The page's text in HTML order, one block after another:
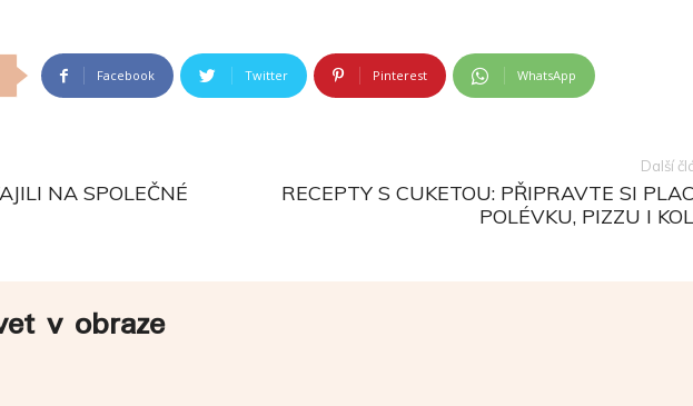
Facebook Twitter Pinterest WhatsApp
NA SPOLEČNÉ
Další
RECEPTY S CUKETOU: PŘIPRAVTE SI
POLÉVKU, PIZZU I
v obraze